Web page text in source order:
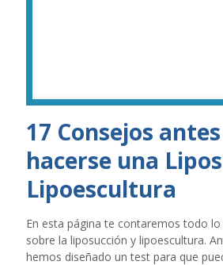
17 Consejos
hacerse una
Lipoescultura
En esta página te contaremos todo
sobre la liposucción y lipoescultura.
hemos diseñado un test para que